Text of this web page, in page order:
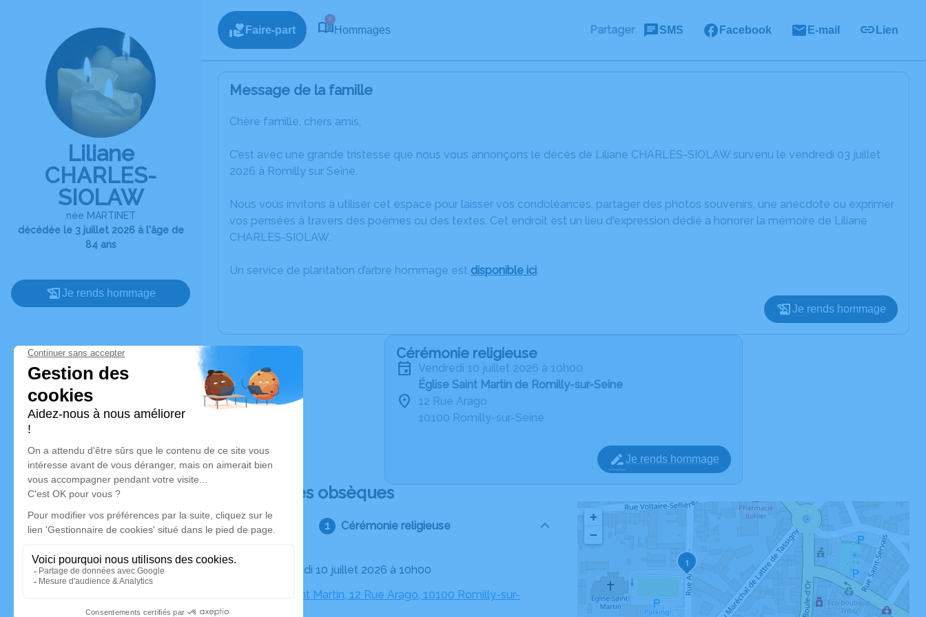
Liliane
CHARLES-
SIOLAW
née MARTINET
décédée le 3 juillet 2026 à l'âge de
84 ans
Je rends hommage
Faire-part
9
Hommages Partager SMS Facebook E-mail Lien
Message de la famille
Chère famille, chers amis,
C’est avec une grande tristesse que nous vous annonçons le décès de Liliane CHARLES-SIOLAW survenu le vendredi 03 juillet
2026 à Romilly sur Seine.
Nous vous invitons à utiliser cet espace pour laisser vos condoléances, partager des photos souvenirs, une anecdote ou exprimer
vos pensées à travers des poèmes ou des textes. Cet endroit est un lieu d'expression dédié à honorer la mémoire de Liliane
CHARLES-SIOLAW.
Un service de plantation d’arbre hommage est disponible ici.
Je rends hommage
Cérémonie religieuse
vendredi 10 juillet 2026 à 10h00
Église Saint Martin de Romilly-sur-Seine
12 Rue Arago
10100 Romilly-sur-Seine
Je rends hommage
Déroulé des obsèques
Cérémonie religieuse
Le vendredi 10 juillet 2026 à 10h00
Église Saint Martin, 12 Rue Arago, 10100 Romilly-sur-
1
+
−